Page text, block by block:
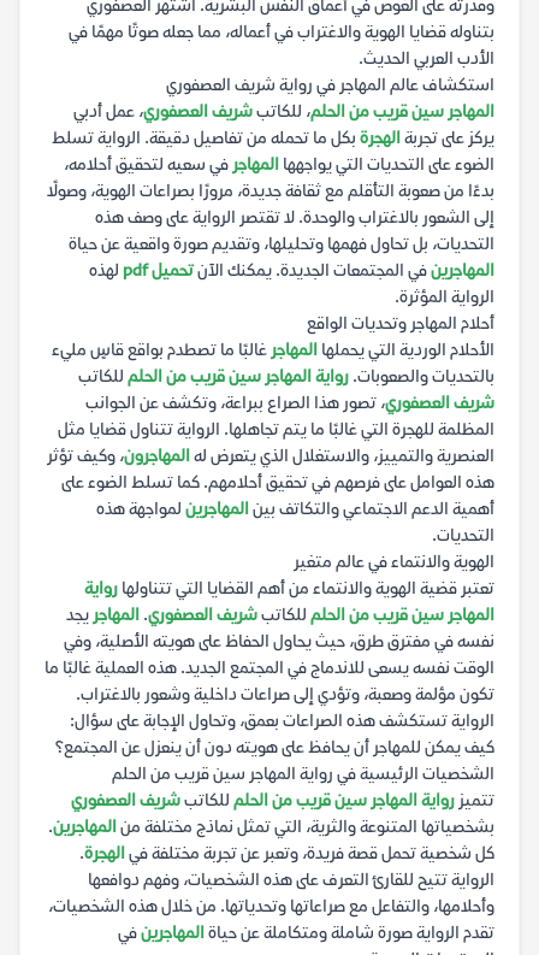
وقدرته على الغوص في أعماق النفس البشرية. اشتهر العصفوري
بتناوله قضايا الهوية والاغتراب في أعماله، مما جعله صوتًا مهمًا في
الأدب العربي الحديث.
استكشاف عالم المهاجر في رواية شريف العصفوري
المهاجر سين قريب من الحلم، للكاتبشريف العصفوري، عمل أدبي
يركز على تجربةالهجرة بكل ما تحمله من تفاصيل دقيقة. الرواية تسلط
الضوء على التحديات التي يواجهها المهاجر في سعيه لتحقيق أحلامه،
بدءًا من صعوبة التأقلم مع ثقافة جديدة، مرورًا بصراعات الهوية، وصولًا
إلى الشعور بالاغتراب والوحدة. لا تقتصر الرواية على وصف هذه
التحديات، بل تحاول فهمها وتحليلها، وتقديم صورة واقعية عن حياة
المهاجرينفي المجتمعات الجديدة. يمكنك الآنتحميل pdf
لهذه
الرواية المؤثرة.
أحلام المهاجر وتحديات الواقع
الأحلام الوردية التي يحملها المهاجر غالبًا ما تصطدم بواقع قاسٍ مليء
بالتحديات والصعوبات. رواية المهاجر سين قريب من الحلم للكاتب
شريف العصفوري، تصور هذا الصراع ببراعة، وتكشف عن الجوانب
المظلمة للهجرة التي غالبًا ما يتم تجاهلها. الرواية تتناول قضايا مثل
العنصرية والتمييز، والاستغلال الذي يتعرض لهالمهاجرون، وكيف تؤثر
هذه العوامل على فرصهم في تحقيق أحلامهم. كما تسلط الضوء على
أهمية الدعم الاجتماعي والتكاتف بينالمهاجرين لمواجهة هذه
التحديات.
الهوية والانتماء في عالم متغير
تعتبر قضية الهوية والانتماء من أهم القضايا التي تتناولها رواية
المهاجر سين قريب من الحلم للكاتبشريف العصفوري. المهاجر يجد
نفسه في مفترق طرق، حيث يحاول الحفاظ على هويته الأصلية، وفي
الوقت نفسه يسعى للاندماج في المجتمع الجديد. هذه العملية غالبًا ما
تكون مؤلمة وصعبة، وتؤدي إلى صراعات داخلية وشعور بالاغتراب.
الرواية تستكشف هذه الصراعات بعمق، وتحاول الإجابة على سؤال:
كيف يمكن للمهاجر أن يحافظ على هويته دون أن ينعزل عن المجتمع؟
الشخصيات الرئيسية في رواية المهاجر سين قريب من الحلم
تتميز رواية المهاجر سين قريب من الحلم للكاتبشريف العصفوري
بشخصياتها المتنوعة والثرية، التي تمثل نماذج مختلفة منالمهاجرين.
كل شخصية تحمل قصة فريدة، وتعبر عن تجربة مختلفة فيالهجرة.
الرواية تتيح للقارئ التعرف على هذه الشخصيات، وفهم دوافعها
وأحلامها، والتفاعل مع صراعاتها وتحدياتها. من خلال هذه الشخصيات،
تقدم الرواية صورة شاملة ومتكاملة عن حياةالمهاجرينفي